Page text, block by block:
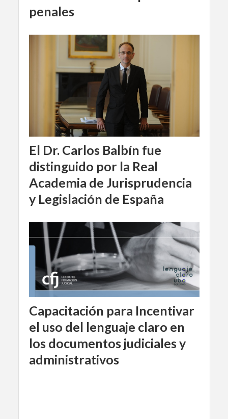
penales
El Dr. Carlos Balbín fue
distinguido por la Real
Academia de Jurisprudencia
y Legislación de España
Capacitación para Incentivar
el uso del lenguaje claro en
los documentos judiciales y
administrativos